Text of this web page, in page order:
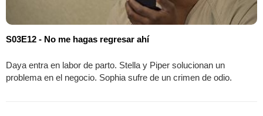
S03E12 - No me hagas regresar ahí
Daya entra en labor de parto. Stella y Piper solucionan un
problema en el negocio. Sophia sufre de un crimen de odio.